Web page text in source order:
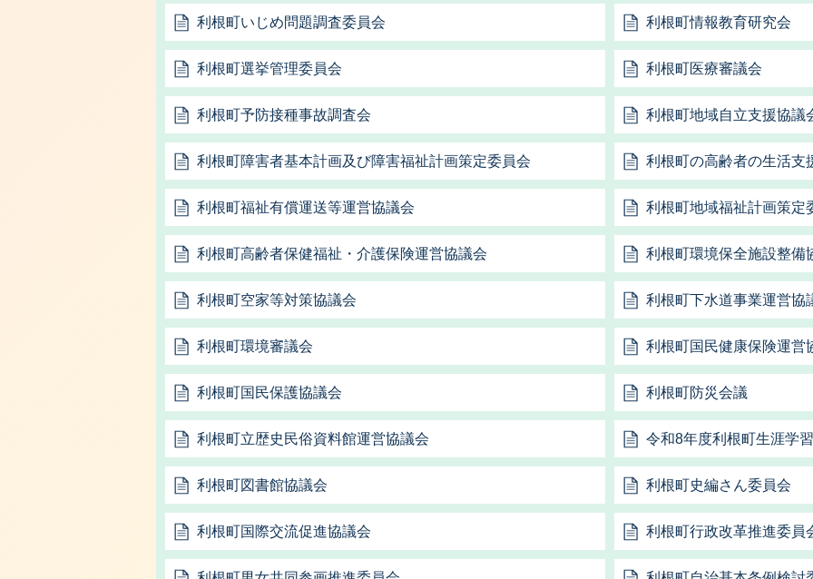
利根町いじめ問題調査委員会 利根町情報教育研究会
利根町選挙管理委員会 利根町医療審議会
利根町予防接種事故調査会 利根町地域自立支援協議
利根町障害者基本計画及び障害福祉計画策定委員会 利根町の高齢者の生活支
利根町福祉有償運送等運営協議会 利根町地域福祉計画策定
利根町高齢者保健福祉・介護保険運営協議会 利根町環境保全施設整備
利根町空家等対策協議会 利根町下水道事業運営協
利根町環境審議会 利根町国民健康保険運営
利根町国民保護協議会 利根町防災会議
利根町立歴史民俗資料館運営協議会 令和8年度利根町生涯学
利根町図書館協議会 利根町史編さん委員会
利根町国際交流促進協議会 利根町行政改革推進委員